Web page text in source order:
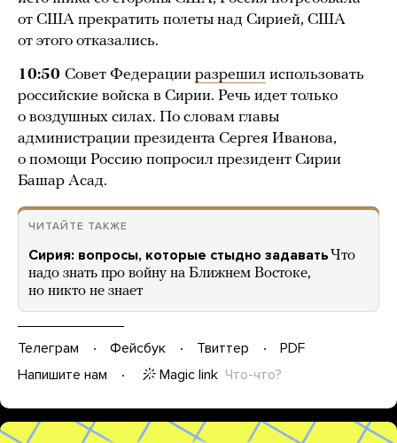
от США прекратить полеты над Сирией, США
от этого отказались.
10:50 Совет Федерации разрешил использовать
российские войска в Сирии. Речь идет только
о воздушных силах. По словам главы
администрации президента Сергея Иванова,
о помощи Россию попросил президент Сирии
Башар Асад.
ЧИТАЙТЕ ТАКЖЕ
Сирия: вопросы, которые стыдно задавать Что
надо знать про войну на Ближнем Востоке,
но никто не знает
Телеграм Фейсбук Твиттер
PDF
Напишите нам
Magic link Что-что?